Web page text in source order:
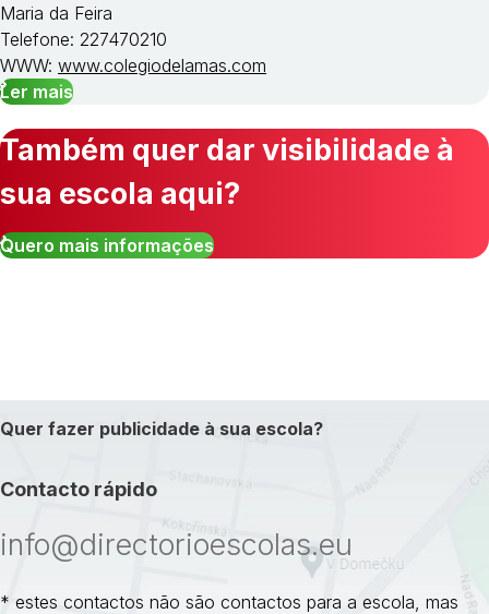
Maria da Feira
Telefone: 227470210
WWW: www.colegiodelamas.com
Ler mais
Também quer dar visibilidade à
sua escola aqui?
Quero mais informações
Quer fazer publicidade à sua escola?
Contacto rápido
info@directorioescolas.eu
* estes contactos não são contactos para a escola, mas